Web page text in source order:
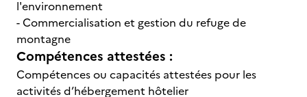
l'environnement
- Commercialisation et gestion du refuge de
montagne
Compétences attestées :
Compétences ou capacités attestées pour les
activités d’hébergement hôtelier